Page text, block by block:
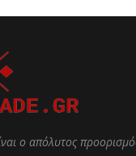
ο απόλυτος